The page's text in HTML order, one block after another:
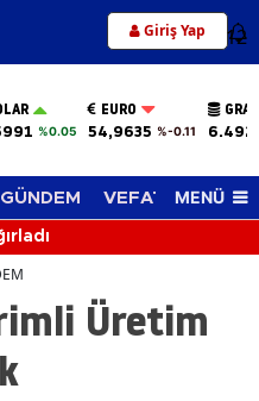
Giriş Yap 12
%0.05
EURO
54,9635 %-0.11
GÜNDEM VEFAT EDENLER
MENÜ
Üretim